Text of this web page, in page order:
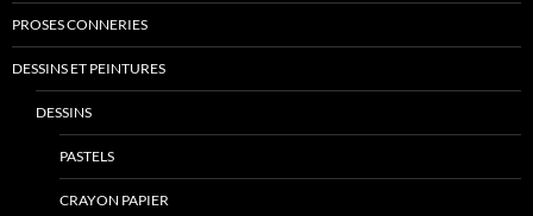
PROSES CONNERIES
DESSINS ET PEINTURES
DESSINS
PASTELS
CRAYON PAPIER